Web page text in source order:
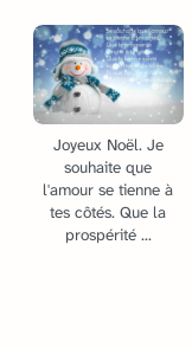
Joyeux Noël. Je
souhaite que
l'amour se tienne à
tes côtés. Que la
prospérité ...